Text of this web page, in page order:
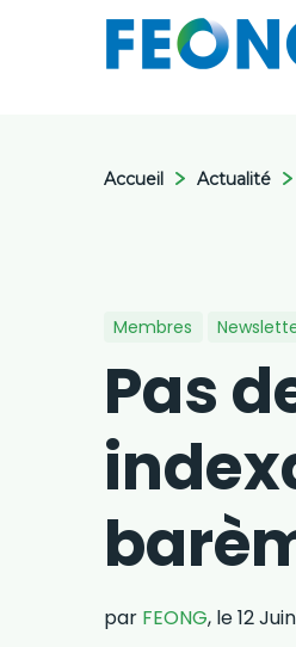
Accueil Actualité
Membres
Pas
par FEONG, le 12